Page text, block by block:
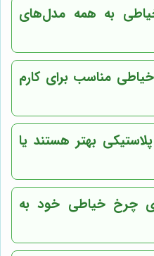
به همه مدل‌های
مناسب برای کارم
بهتر هستند یا
چرخ خیاطی خود به